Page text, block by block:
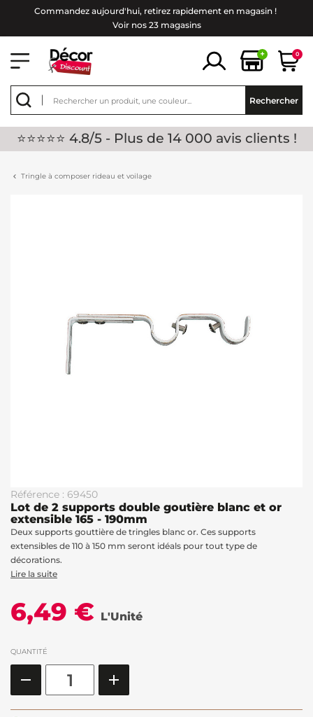
Commandez aujourd'hui, retirez rapidement en magasin !
Voir nos 23 magasins
+ 0
Rechercher
⭐⭐⭐⭐⭐ 4.8/5 - Plus de 14 000 avis clients !
Tringle à composer rideau et voilage
Référence : 69450
Lot de 2 supports double goutière blanc et or
extensible 165 - 190mm
Deux supports gouttière de tringles blanc or. Ces supports
extensibles de 110 à 150 mm seront idéals pour tout type de
décorations.
Lire la suite
6,49 € L'Unité
QUANTITÉ